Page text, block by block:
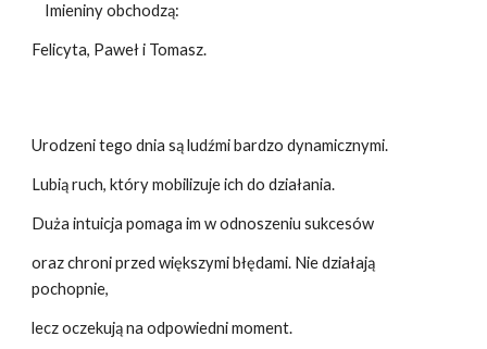
Imieniny obchodzą:
Felicyta, Paweł i Tomasz.
Urodzeni tego dnia są ludźmi bardzo dynamicznymi.
Lubią ruch, który mobilizuje ich do działania.
Duża intuicja pomaga im w odnoszeniu sukcesów
oraz chroni przed większymi błędami. Nie działają
pochopnie,
lecz oczekują na odpowiedni moment.